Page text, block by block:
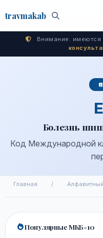
travmakab Поиск
Внимание: имеются
Болезнь
Код Международной
Главная /
Популярные МКБ-10